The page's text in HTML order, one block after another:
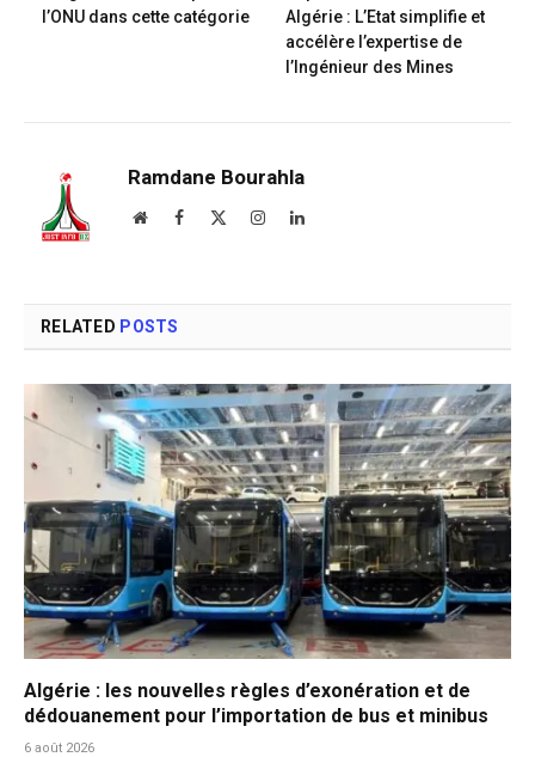
l’ONU dans cette catégorie
Algérie : L’Etat simplifie et
accélère l’expertise de
l’Ingénieur des Mines
Ramdane Bourahla
WebsiteFacebook InstagramLinkedIn
RELATED POSTS
Algérie : les nouvelles règles d’exonération et de
dédouanement pour l’importation de bus et minibus
6 août 2026